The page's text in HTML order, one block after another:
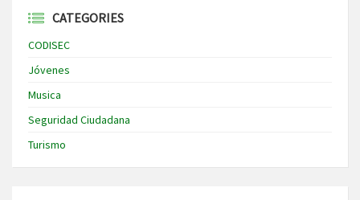
CATEGORIES
CODISEC
Jóvenes
Musica
Seguridad Ciudadana
Turismo